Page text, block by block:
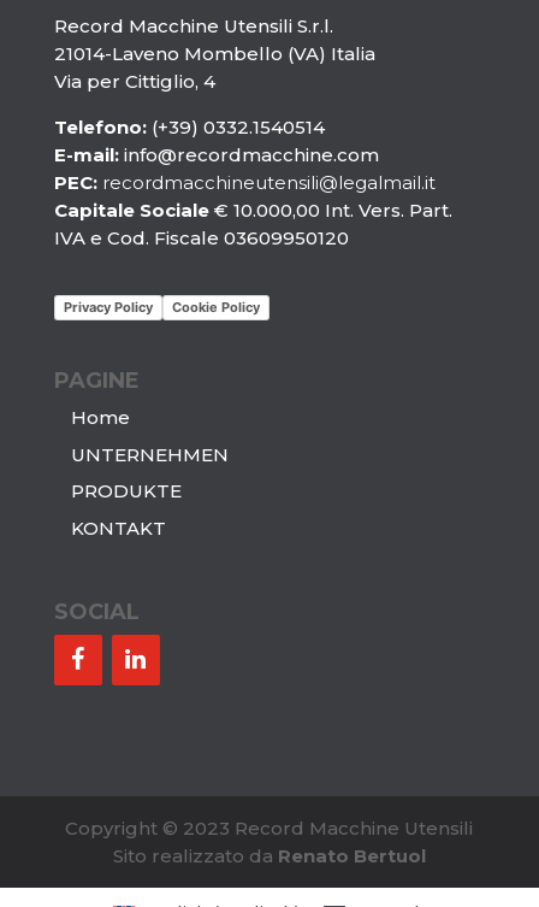
Record Macchine Utensili S.r.l.
21014-Laveno Mombello (VA) Italia
Via per Cittiglio, 4
Telefono:(+39) 0332.1540514
E-mail: info@recordmacchine.com
PEC: recordmacchineutensili@legalmail.it
Capitale Sociale€ 10.000,00 Int. Vers. Part.
IVA e Cod. Fiscale 03609950120
Privacy Policy Cookie Policy
PAGINE
Home
UNTERNEHMEN
PRODUKTE
KONTAKT
SOCIAL
Copyright © 2023 Record Macchine Utensili
Sito realizzato da Renato Bertuol